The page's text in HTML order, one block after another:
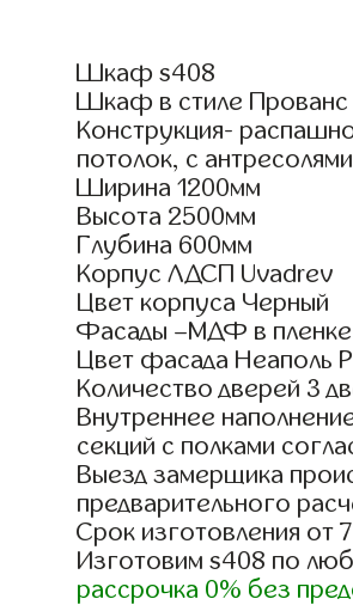
Шкаф s408
Шкаф в стиле Прованс
Конструкция-
потолок, с антресолями
Ширина 1200мм
Высота 2500мм
Глубина 600мм
Корпус ЛДСП Uvadrev
Цвет корпуса Черный
Фасады –МДФ в
Цвет фасада Неаполь
Количество дверей 3
Внутреннее
секций с полками
Выезд замерщика
предварительного
Срок изготовления от
Изготовим s408 по
рассрочка 0% без